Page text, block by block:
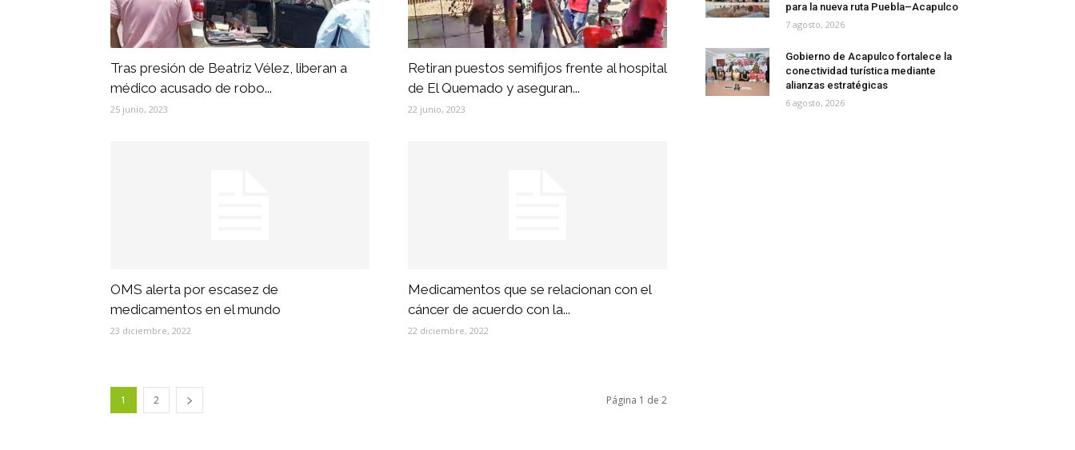
Tras presión de Beatriz Vélez, liberan a
médico acusado de robo...
25 junio, 2023
Retiran puestos semifijos frente al hospital
de El Quemado y aseguran...
22 junio, 2023
OMS alerta por escasez de
medicamentos en el mundo
23 diciembre, 2022
Medicamentos que se relacionan con el
cáncer de acuerdo con la...
22 diciembre, 2022
1 2 Página 1 de 2
para la nueva ruta Puebla–Acapulco
7 agosto, 2026
Gobierno de Acapulco fortalece la
conectividad turística mediante
alianzas estratégicas
6 agosto, 2026